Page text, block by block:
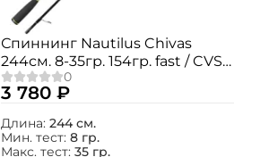
Спиннинг Nautilus Chivas
244см. 8-35гр. 154гр. fast / CVS-
802MMH
3 780 ₽
Длина: 244 см.
Мин. тест: 8 гр.
Макс. тест: 35 гр.